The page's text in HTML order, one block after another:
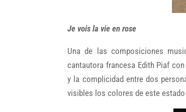
Je vois la vie en rose
Una de las composiciones
cantautora francesa Edith Piaf con
y la complicidad entre dos
visibles los colores de este